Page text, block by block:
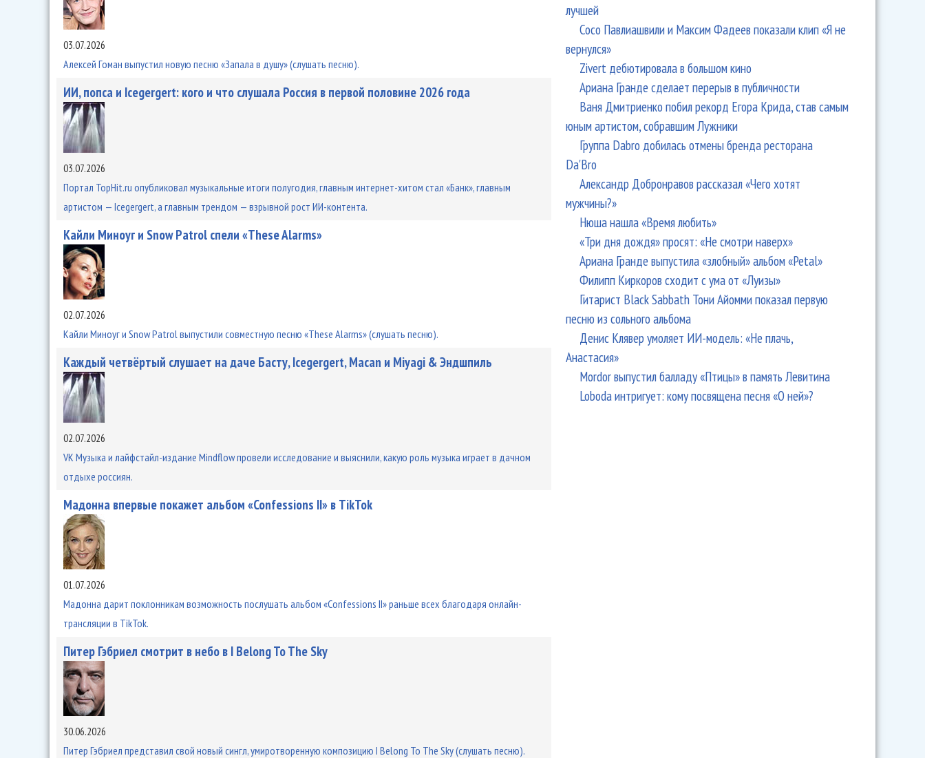
03.07.2026
Алексей Гоман выпустил новую песню «Запала в душу» (слушать песню).
ИИ, попса и Icegergert: кого и что слушала Россия в первой половине 2026 года
03.07.2026
Портал TopHit.ru опубликовал музыкальные итоги полугодия, главным интернет-хитом стал «Банк», главным
артистом — Icegergert, а главным трендом — взрывной рост ИИ-контента.
Кайли Миноуг и Snow Patrol спели «These Alarms»
02.07.2026
Кайли Миноуг и Snow Patrol выпустили совместную песню «These Alarms» (слушать песню).
Каждый четвёртый слушает на даче Басту, Icegergert, Macan и Miyagi & Эндшпиль
02.07.2026
VK Музыка и лайфстайл-издание Mindflow провели исследование и выяснили, какую роль музыка играет в дачном
отдыхе россиян.
Мадонна впервые покажет альбом «Confessions II» в TikTok
01.07.2026
Мадонна дарит поклонникам возможность послушать альбом «Confessions II» раньше всех благодаря онлайн-
трансляции в TikTok.
Питер Гэбриел смотрит в небо в I Belong To The Sky
30.06.2026
Питер Гэбриел представил свой новый сингл, умиротворенную композицию I Belong To The Sky (слушать песню).
лучшей
Сосо Павлиашвили и Максим Фадеев показали клип «Я не
вернулся»
Zivert дебютировала в большом кино
Ариана Гранде сделает перерыв в публичности
Ваня Дмитриенко побил рекорд Егора Крида, став самым
юным артистом, собравшим Лужники
Группа Dabro добилась отмены бренда ресторана
Da'Bro
Александр Добронравов рассказал «Чего хотят
мужчины?»
Нюша нашла «Время любить»
«Три дня дождя» просят: «Не смотри наверх»
Ариана Гранде выпустила «злобный» альбом «Petal»
Филипп Киркоров сходит с ума от «Луизы»
Гитарист Black Sabbath Тони Айомми показал первую
песню из сольного альбома
Денис Клявер умоляет ИИ-модель: «Не плачь,
Анастасия»
Mordor выпустил балладу «Птицы» в память Левитина
Loboda интригует: кому посвящена песня «О ней»?